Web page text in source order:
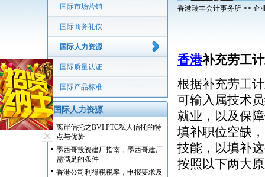
国际市场营销
国际商务礼仪
国际人力资源
国际质量认证
国际产品标准
国际人力资源
离岸信托之BVI PTC私人信托的特
点与优势
墨西哥投资建厂指南，墨西哥建厂
需满足的条件
香港公司利得税税率，申报要求及
香港瑞丰会计事务所 >> 企
香港补充劳工
根据补充劳工
可输入属技术
就业，以及保
填补职位空缺
技能，以填补
按照以下两大